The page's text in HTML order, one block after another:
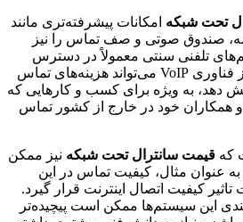
تحت شبکه امکانات پیشرفته‌تری مانند
صندوق صوتی و صف تماس را نیز
تلفنی سنتی معمولاً در دسترس
نیستند. همچنین، استفاده از فناوری VoIP می‌تواند هزینه‌های تماس
دهد، به ویژه برای کسب و کارهایی که
همکاران خود در خارج از کشور تماس
که قیمت سانترال تحت شبکه نیز ممکن
عنوان مثال، کیفیت تماس در این
کیفیت اتصال اینترنت قرار گیرد.
این سیستم‌ها ممکن است پیچیده‌تر